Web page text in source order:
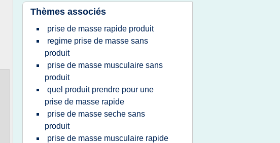
Thèmes associés
prise de masse rapide produit
regime prise de masse sans
produit
prise de masse musculaire sans
produit
quel produit prendre pour une
prise de masse rapide
prise de masse seche sans
produit
prise de masse musculaire rapide